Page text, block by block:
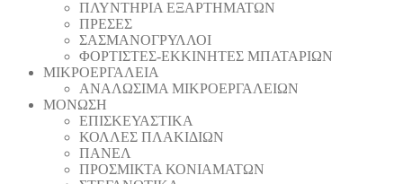
ΠΛΥΝΤΗΡΙΑ ΕΞΑΡΤΗΜΑΤΩΝ
ΠΡΕΣΕΣ
ΣΑΣΜΑΝΟΓΡΥΛΛΟΙ
ΦΟΡΤΙΣΤΕΣ-ΕΚΚΙΝΗΤΕΣ ΜΠΑΤΑΡΙΩΝ
ΜΙΚΡΟΕΡΓΑΛΕΙΑ
ΑΝΑΛΩΣΙΜΑ ΜΙΚΡΟΕΡΓΑΛΕΙΩΝ
ΜΟΝΩΣΗ
ΕΠΙΣΚΕΥΑΣΤΙΚΑ
ΚΟΛΛΕΣ ΠΛΑΚΙΔΙΩΝ
ΠΑΝΕΛ
ΠΡΟΣΜΙΚΤΑ ΚΟΝΙΑΜΑΤΩΝ